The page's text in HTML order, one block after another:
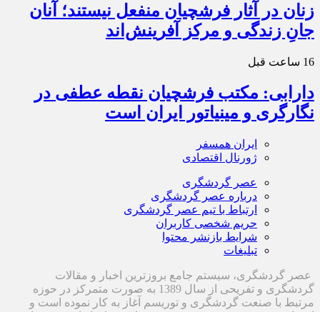
زنان در آثار فرشچیان منفعل نیستند؛ آنان
جانِ زندگی و مرکز آفرینش‌اند
16 ساعت قبل
دارابی: مکتب فرشچیان نقطه عطفی در
نگارگری و مینیاتور ایران است
ایران همسفر
ژورنال اقتصادی
عصر گردشگری
درباره عصر گردشگری
ارتباط با تیم عصر گردشگری
حریم شخصی کاربران
شرایط بازنشر محتوا
تبلیغات
عصر گردشگری، سیستم جامع بروزترین اخبار و مقالات
گردشگری و تفریحی از سال 1389 به صورت متمرکز در حوزه
مرتبط با صنعت گردشگری و توریسم آغاز به کار نموده است و